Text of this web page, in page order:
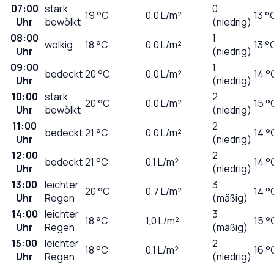
07:00
Uhr
stark
bewölkt 19°C 0,0L/m²
0
(niedrig) 13
08:00
Uhr
wolkig 18°C 0,0L/m²
1
(niedrig) 13
09:00
Uhr
bedeckt20°C 0,0L/m²
1
(niedrig) 14
10:00
Uhr
stark
bewölkt 20°C 0,0L/m²
2
(niedrig) 15
11:00
Uhr
bedeckt21 °C 0,0L/m²
2
(niedrig) 14
12:00
Uhr
bedeckt21 °C 0,1 L/m²
2
(niedrig) 14
13:00
Uhr
leichter
Regen
20°C 0,7L/m²
3
(mäßig) 14
14:00
Uhr
leichter
Regen
18°C 1,0L/m²
3
(mäßig) 15
15:00
Uhr
leichter
Regen
18°C 0,1 L/m²
2
(niedrig) 16